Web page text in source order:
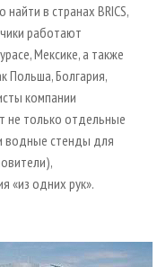
в странах BRICS,
работают
Мексике, а также
Польша, Болгария,
компании
не только отдельные
водные стенды для
«из одних рук».